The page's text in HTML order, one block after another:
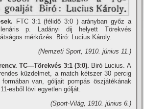
FTC 3:1 (félidő 3:0 ) arányban győz a
p. Ladányi dij helyett Törekvés
mérkőzés. Biró: Lucius Károly.
(Nemzeti Sport, 1910. június 11.)
TC—Törekvés 3:1 (3:0). Biró Lucius. A
küzdelmet, a match kétszer 30 percig
van, góljait pompás öszjátékának
esből lövi egyetlen gólját.
(Sport-Világ, 1910. június 6.)